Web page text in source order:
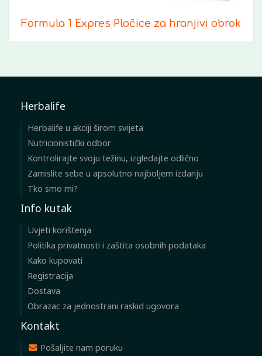
Formula 1 Expres Pločice za hranjivi obrok
Herbalife
Herbalife u akciji širom svijeta
Nutricionistički odbor
Kontrolirajte svoju težinu, izgledajte odlično
Zamislite sebe u apsolutno najboljem izdanju
Tko smo mi?
Info kutak
Uvjeti korištenja
Politika privatnosti i zaštita osobnih podataka
Kako kupovati
Registracija
Dostava
Obrazac za jednostrani raskid ugovora
Kontakt
Pošaljite nam poruku